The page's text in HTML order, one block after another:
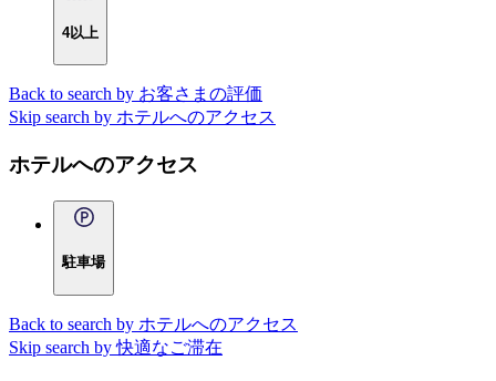
4以上
Back to search by お客さまの評価
Skip search by ホテルへのアクセス
ホテルへのアクセス
駐車場
Back to search by ホテルへのアクセス
Skip search by 快適なご滞在